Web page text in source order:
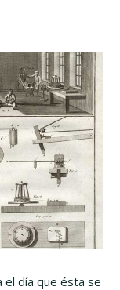
el día que ésta se